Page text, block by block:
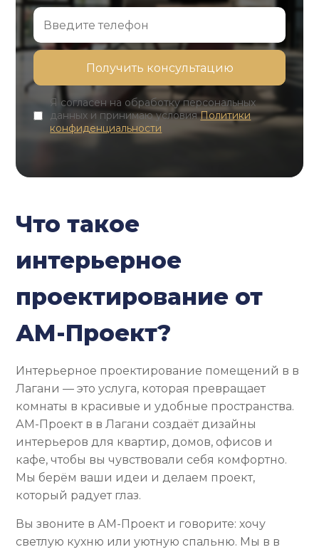
Я согласен на обработку персональных
данных и принимаю условияПолитики
конфиденциальности
Что такое
интерьерное
проектирование от
АМ-Проект?
Интерьерное проектирование помещений в в
Лагани — это услуга, которая превращает
комнаты в красивые и удобные пространства.
АМ-Проект в в Лагани создаёт дизайны
интерьеров для квартир, домов, офисов и
кафе, чтобы вы чувствовали себя комфортно.
Мы берём ваши идеи и делаем проект,
который радует глаз.
Вы звоните в АМ-Проект и говорите: хочу
светлую кухню или уютную спальню. Мы в в